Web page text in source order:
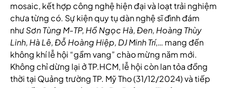
mosaic, kết hợp công nghệ hiện đại và loạt trải nghiệm
chưa từng có. Sự kiện quy tụ dàn nghệ sĩ đình đám
nhưSơn Tùng M-TP, Hồ Ngọc Hà, Đen, Hoàng Thùy
Linh, Hà Lê, Đỗ Hoàng Hiệp, DJ Minh Trí,… mang đến
không khí lễ hội “gầm vang” chào mừng năm mới.
Không chỉ dừng lại ở TP.HCM, lễ hội còn lan tỏa đồng
thời tại Quảng trường TP. Mỹ Tho (31/12/2024) và tiếp